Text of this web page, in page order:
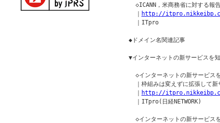
◇ICANN，米商務省に対する報
http://
  ｜ITpro
◆ドメイン名関連記事
▼インターネットの新サービスを
◇インターネットの新サービス
｜枠組みは変えずに拡張して新
http://
  ｜ITpro(日経NETWORK)
◇インターネットの新サービス